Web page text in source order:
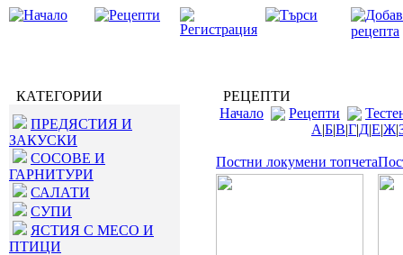
КАТЕГОРИИ
ПРЕДЯСТИЯ И
ЗАКУСКИ
СОСОВЕ И
ГАРНИТУРИ
САЛАТИ
СУПИ
ЯСТИЯ С МЕСО И
ПТИЦИ
РЕЦЕПТИ
Начало
Рецепти
А|Б|В|Г|Д|Е|Ж|
Постни локумени топчета